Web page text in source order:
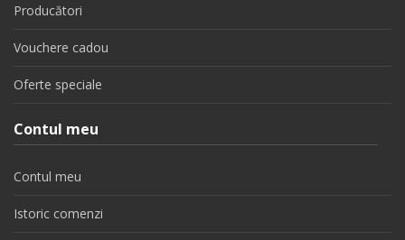
Producători
Vouchere cadou
Oferte speciale
Contul meu
Contul meu
Istoric comenzi